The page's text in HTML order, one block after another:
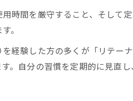
時間を厳守すること、そして
。
経験した方の多くが「リテー
。自分の習慣を定期的に見直し